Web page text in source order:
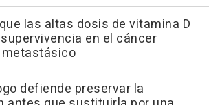
las altas dosis de vitamina D
en el cáncer
defiende preservar la